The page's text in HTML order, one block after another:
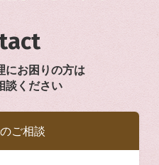
にお困りの方は
談ください
ご相談